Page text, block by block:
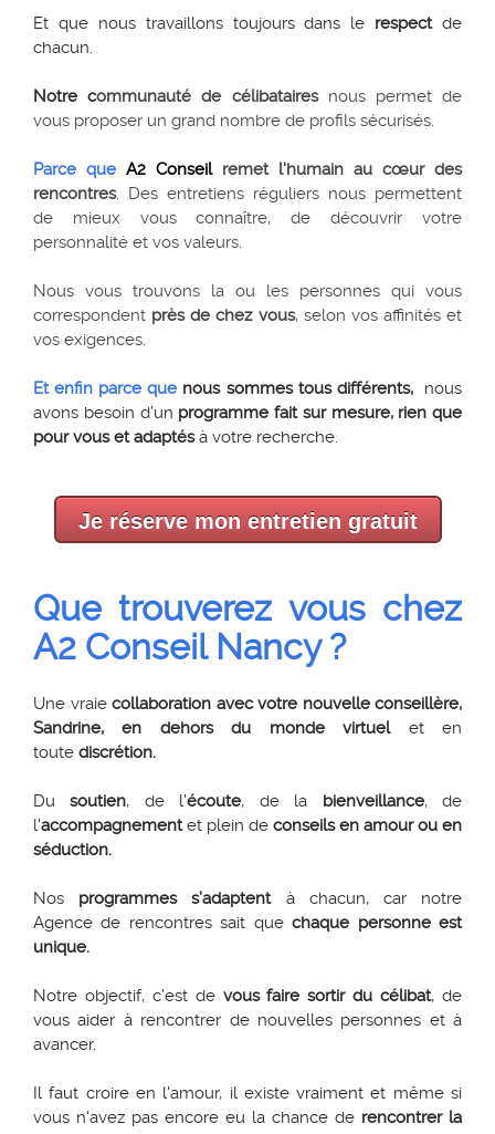
Et que nous travaillons toujours dans le respectde
chacun.
Notre communauté de célibatairesnous permet de
vous proposer un grand nombre de profils sécurisés.
Parce que A2 Conseil remet l'humain au cœur des
rencontres. Des entretiens réguliers nous permettent
de mieux vous connaître, de découvrir votre
personnalité et vos valeurs.
Nous vous trouvons la ou les personnes qui vous
correspondent près de chez vous, selon vos affinités et
vos exigences.
Et enfin parce que nous sommes tous différents,nous
avons besoin d’un programme fait sur mesure, rien que
pour vous et adaptésà votre recherche.
Je réserve mon entretien gratuit
Que trouverez vous chez
A2 Conseil Nancy ?
Une vraie collaboration avec votre nouvelle conseillère,
Sandrine, en dehors du monde virtuelet en
toute discrétion.
Dusoutien, de l'écoute, de la bienveillance, de
l'accompagnementet plein de conseils en amour ou en
séduction.
Nos programmes s’adaptent à chacun, car notre
Agence de rencontres sait quechaque personne est
unique.
Notre objectif, c’est de vous faire sortir du célibat, de
vous aider à rencontrer de nouvelles personnes et à
avancer.
Il faut croire en l'amour, il existe vraiment et même si
vous n'avez pas encore eu la chance de rencontrer la